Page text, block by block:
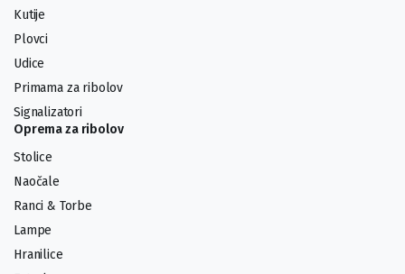
Kutije
Plovci
Udice
Primama za ribolov
Signalizatori
Oprema za ribolov
Stolice
Naočale
Ranci & Torbe
Lampe
Hranilice